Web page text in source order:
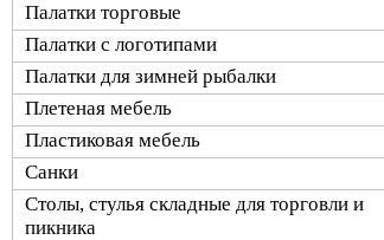
Палатки торговые
Палатки с логотипами
Палатки для зимней рыбалки
Плетеная мебель
Пластиковая мебель
Санки
Столы, стулья складные для торговли и
пикника